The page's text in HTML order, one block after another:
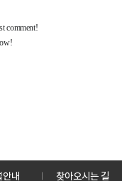
안내 찾아오시는 길